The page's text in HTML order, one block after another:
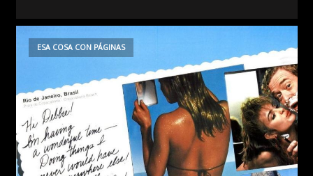
ESA COSA CON PÁGINAS